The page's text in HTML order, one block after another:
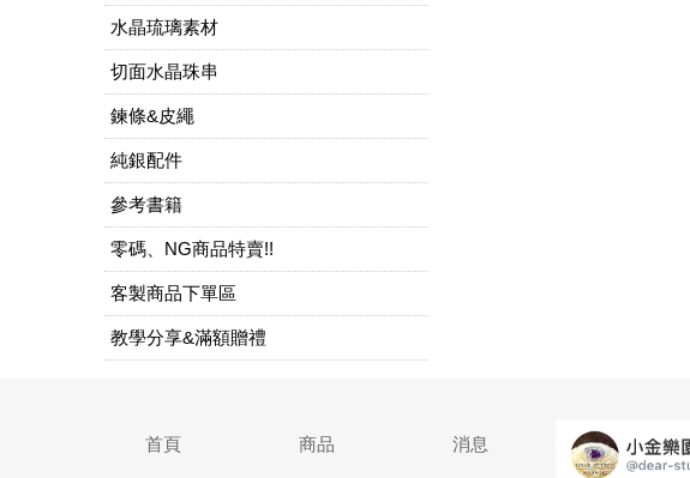
水晶琉璃素材
切面水晶珠串
鍊條&皮繩
純銀配件
參考書籍
零碼、NG商品特賣!!
客製商品下單區
教學分享&滿額贈禮
首頁 商品 消息